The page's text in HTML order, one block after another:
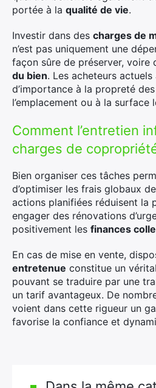
portée à la qualité de vie.
Investir dans des charges de
n’est pas uniquement une
façon sûre de préserver, voire
du bien. Les acheteurs
d’importance à la propreté
l’emplacement ou à la surface
Comment l’entretien
charges de
Bien organiser ces tâches
d’optimiser les frais globaux
actions planifiées réduisent la
engager des rénovations
positivement les finances
En cas de mise en vente,
entretenue constitue un
pouvant se traduire par une
un tarif avantageux. De
voient dans cette rigueur un
favorise la confiance et